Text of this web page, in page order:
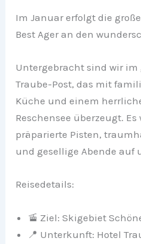
Im Januar erfolgt die
Best Ager an den
Untergebracht sind wir
Traube-Post, das mit
Küche und einem
Reschensee überzeugt.
präparierte Pisten,
und gesellige Abende auf
Reisedetails:
🚡 Ziel: Skigebiet
📍 Unterkunft: Hotel